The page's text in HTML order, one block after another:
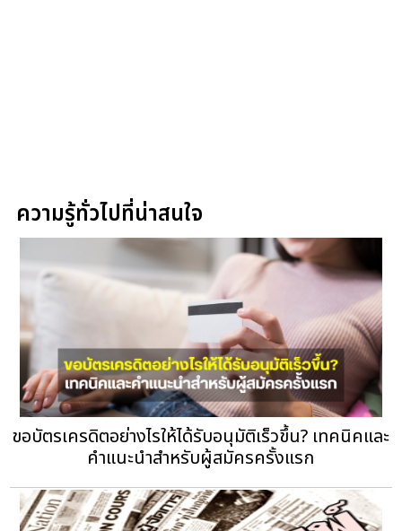
ความรู้ทั่วไปที่น่าสนใจ
ขอบัตรเครดิตอย่างไรให้ได้รับอนุมัติเร็วขึ้น? เทคนิคและ
คำแนะนำสำหรับผู้สมัครครั้งแรก